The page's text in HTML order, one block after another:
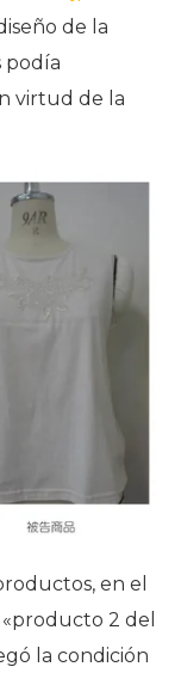
de la
podía
virtud de la
en el
2 del
la condición